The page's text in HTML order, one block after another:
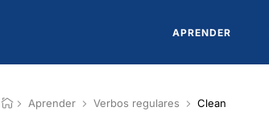
APRENDER
Aprender Verbos regulares Clean